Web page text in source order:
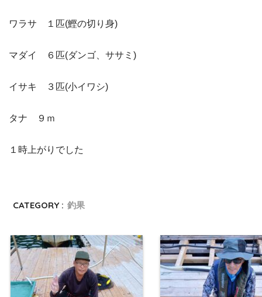
ワラサ １匹(鰹の切り身)
マダイ ６匹(ダンゴ、ササミ)
イサキ ３匹(小イワシ)
タナ ９ｍ
１時上がりでした
CATEGORY : 釣果